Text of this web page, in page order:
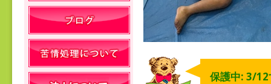
保護中: 3/12